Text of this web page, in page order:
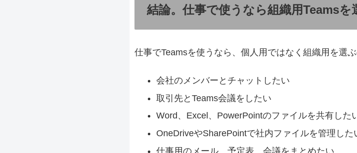
結論。仕事で使うなら組織用Teamsを
仕事でTeamsを使うなら、個人用ではなく組織用を選ぶ
会社のメンバーとチャットしたい
取引先とTeams会議をしたい
Word、Excel、PowerPointのファイルを共有した
OneDriveやSharePointで社内ファイルを管理した
仕事用のメール、予定表、会議をまとめたい